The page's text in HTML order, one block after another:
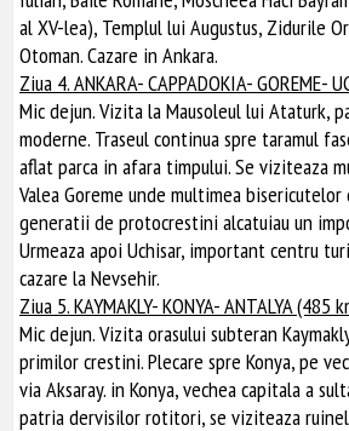
al XV-lea), Templul lui Augustus, Zidurile
Otoman. Cazare in Ankara.
Ziua 4. ANKARA- CAPPADOKIA- GOREME-
Mic dejun. Vizita la Mausoleul lui Ataturk,
moderne. Traseul continua spre taramul
aflat parca in afara timpului. Se viziteaza
Valea Goreme unde multimea
generatii de protocrestini alcatuiau un
Urmeaza apoi Uchisar, important centru
cazare la Nevsehir.
Ziua 5. KAYMAKLY- KONYA- ANTALYA (485
Mic dejun. Vizita orasului subteran
primilor crestini. Plecare spre Konya, pe
via Aksaray. in Konya, vechea capitala a
patria dervisilor rotitori, se viziteaza